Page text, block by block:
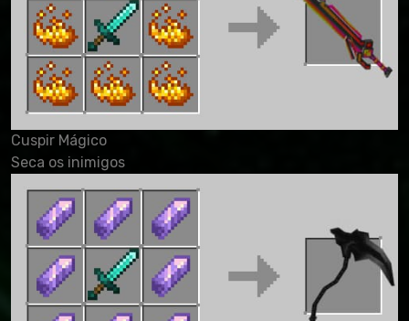
Cuspir Mágico
Seca os inimigos